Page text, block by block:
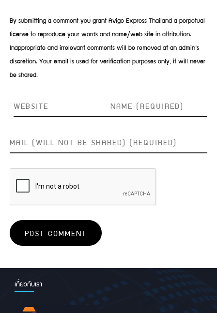
By submitting a comment you grant Avigo Express Thailand a perpetual
license to reproduce your words and name/web site in attribution.
Inappropriate and irrelevant comments will be removed at an admin’s
discretion. Your email is used for verification purposes only, it will never
be shared.
เกี่ยวกับเรา